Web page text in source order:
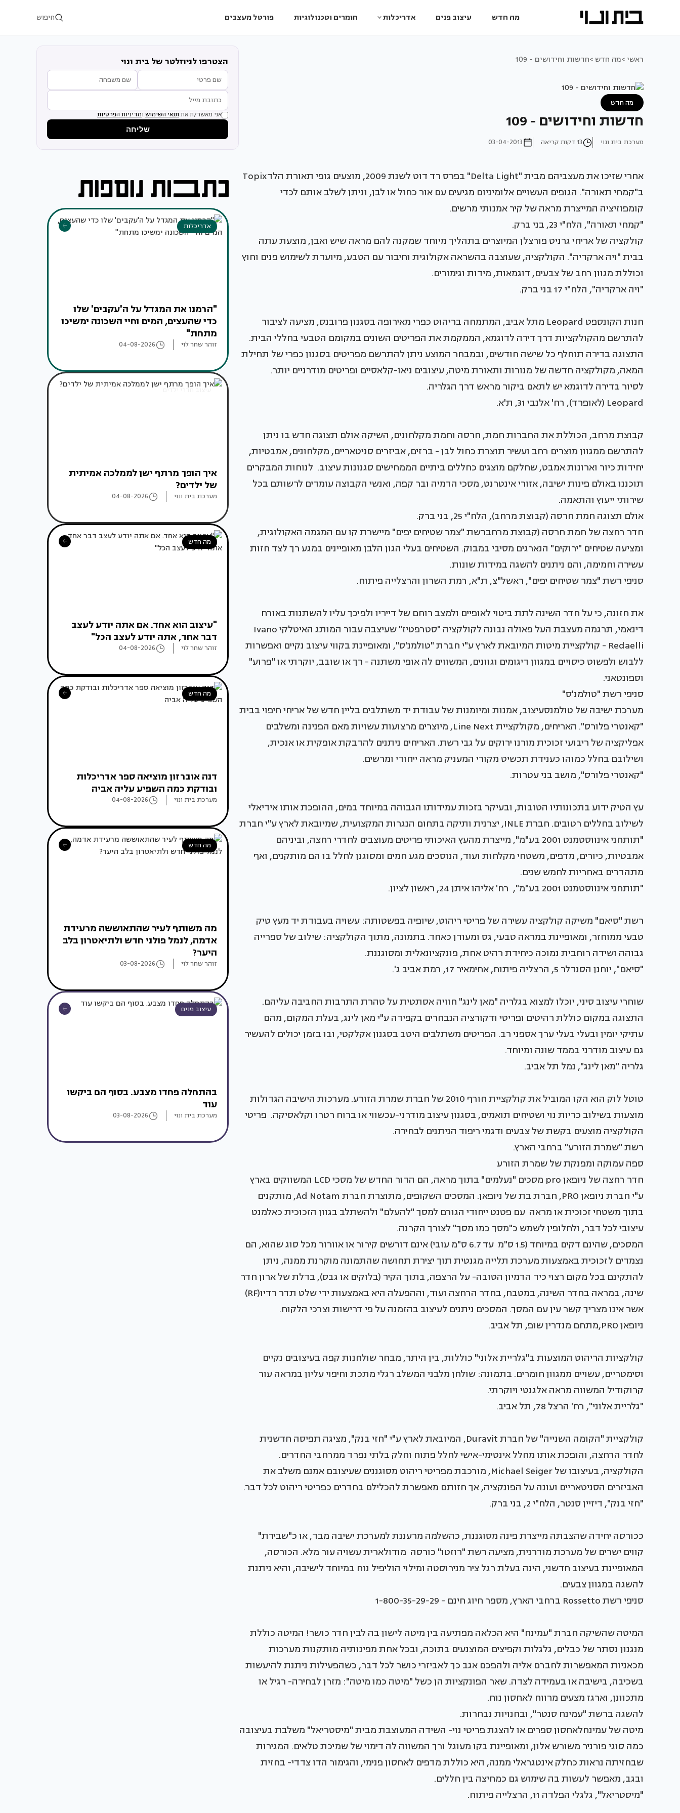
מה חדש עיצוב פנים אדריכלות חומרים וטכנולוגיות פורטל מעצבים חיפוש
ראשי >מה חדש >חדשות וחידושים - 109
מה חדש
חדשות וחידושים - 109
מערכת בית ונוי 13 דקות קריאה 03-04-2013
ב"קמחי תאורה". הגופים העשויים אלומיניום מגיעים עם אור כחול או לבן, וניתן לשלב אותם לכדי
קומפוזיציה המייצרת מראה של קיר אמנותי מרשים.
"קמחי תאורה", הלח"י 23, בני ברק.
קולקציה של אריחי גרניט פורצלן המיוצרים בתהליך מיוחד שמקנה להם מראה שיש ואבן, מוצעת עתה
בבית "ויה ארקדיה". הקולקציה, שעוצבה בהשראה אקולוגית וחיבור עם הטבע, מיועדת לשימוש פנים וחוץ
וכוללת מגוון רחב של צבעים, דוגמאות, מידות וגימורים.
"ויה ארקדיה", הלח"י 17 בני ברק.
חנות הקונספט Leopard מתל אביב, המתמחה בריהוט כפרי מאירופה בסגנון פרובנס, מציעה לציבור
להתרשם מהקולקציות דרך דירה לדוגמא, הממקמת את הפריטים השונים במקומם הטבעי בחללי הבית.
התצוגה בדירה תוחלף כל שישה חודשים, ובמבחר המוצע ניתן להתרשם מפריטים בסגנון כפרי של תחילת
המאה, מקולקציה חדשה של מנורות ותאורת מיטה, עיצובים ניאו-קלאסיים ופריטים מודרניים יותר.
לסיור בדירה לדוגמא יש לתאם ביקור מראש דרך הגלריה.
Leopard (לאופרד), רח' אלנבי 31, ת'א.
קבוצת מרחב, הכוללת את החברות חמת, חרסה וחמת מקלחונים, השיקה אולם תצוגה חדש בו ניתן
להתרשם ממגוון מוצרים רחב ועשיר תוצרת כחול לבן - ברזים, אביזרים סניטאריים, מקלחונים, אמבטיות,
יחידות כיור וארונות אמבט, שחלקם מוצגים כחללים ביתיים הממחישים סגנונות עיצוב. לנוחות המבקרים
תוכננו באולם פינות ישיבה, אזורי אינטרנט, מסכי הדמיה ובר קפה, ואנשי הקבוצה עומדים לרשותם בכל
שירותי ייעוץ והתאמה.
אולם תצוגה חמת חרסה (קבוצת מרחב), הלח"י 25, בני ברק.
חדר רחצה של חמת חרסה (קבוצת מרחברשת "צמר שטיחים יפים" מיישרת קו עם המגמה האקולוגית,
ומציעה שטיחים "ירוקים" הנארגים מסיבי במבוק. השטיחים בעלי הגון הלבן מאופיינים במגע רך לצד חזות
עשירה וחמימה, והם ניתנים להשגה במידות שונות.
סניפי רשת "צמר שטיחים יפים", ראשל"צ, ת"א, רמת השרון והרצלייה פיתוח.
את חזונה, כי על חדר השינה לתת ביטוי לאופיים ולמצב רוחם של דייריו ולפיכך עליו להשתנות באורח
דינאמי, תרגמה מעצבת העל פאולה נבונה לקולקציה "סטרפטיז" שעיצבה עבור המותג האיטלקי Ivano
Redaelli - קולקציית מיטות המיובאת לארץ ע"י חברת "טולמנ'ס", ומאופיינת בקווי עיצוב נקיים ואפשרות
ללבוש ולפשוט כיסויים במגוון דיגומים וגוונים, המשווים לה אופי משתנה - רך או שובב, יוקרתי או "פרוע"
וספונטאני.
סניפי רשת "טולמנ'ס"
מערכת ישיבה של טולמנסעיצוב, אמנות ומיומנות של עבודת יד משתלבים בליין חדש של אריחי חיפוי בבית
"קאנטרי פלורס". האריחים, מקולקציית Line Next, מיוצרים מרצועות עשויות מאם הפנינה ומשלבים
אפליקציה של ריבועי זכוכית מורנו ירוקים על גבי רשת. האריחים ניתנים להדבקת אופקית או אנכית,
ושילובם בחלל כמוהו כענידת תכשיט מקורי המעניק מראה ייחודי ומרשים.
"קאנטרי פלורס", מושב בני עטרות.
עץ הטיק ידוע בתכונותיו הטובות, ובעיקר בזכות עמידותו הגבוהה במיוחד במים, ההופכת אותו אידיאלי
לשילוב בחללים רטובים. חברת INLE, יצרנית ותיקה בתחום הנגרות המקצועית, שמיובאת לארץ ע"י חברת
"תותחני אינווסטמנט 2001 בע"מ", מייצרת מהעץ האיכותי פריטים מעוצבים לחדרי רחצה, וביניהם
אמבטיות, כיורים, מדפים, משטחי מקלחות ועוד, הנוסכים מגע חמים ומסוגנן לחלל בו הם מותקנים, ואף
מתהדרים באחריות לחמש שנים.
"תותחני אינווסטמנט 2001 בע"מ", רח' אליהו איתן 24, ראשון לציון.
רשת "סיאם" משיקה קולקציה עשירה של פריטי ריהוט, שיופיה בפשטותה: עשויה בעבודת יד מעץ טיק
טבעי ממוחזר, ומאופיינת במראה טבעי, גס ומעודן כאחד. בתמונה, מתוך הקולקציה: שילוב של ספרייה
גבוהה ושידה רוחבית נמוכה כיחידת רהיט אחת, פונקציונאלית ומסוגננת.
"סיאם", יוחנן הסנדלר 5, הרצליה פיתוח, אחימאיר 17, רמת אביב ג'.
שוחרי עיצוב סיני, יוכלו למצוא בגלריה "מאן לינג" חוויה אסתטית על טהרת התרבות החביבה עליהם.
התצוגה במקום כוללת רהיטים ופריטי ודקורציה הנבחרים בקפידה ע"י מאן לינג, בעלת המקום, מהם
עתיקי יומין ובעלי בעלי ערך אספני רב. הפריטים משתלבים היטב בסגנון אקלקטי, ובו בזמן יכולים להעשיר
גם עיצוב מודרני בממד שונה ומיוחד.
גלריה "מאן לינג", נמל תל אביב.
טוטל לוק הוא הקו המוביל את קולקציית חורף 2010 של חברת שמרת הזורע. מערכות הישיבה הגדולות
מוצעות בשילוב כריות נוי ושטיחים תואמים, בסגנון עיצוב מודרני-עכשווי או ברוח רטרו וקלאסיקה. פריטי
הקולקציה מוצעים בקשת של צבעים ודגמי ריפוד הניתנים לבחירה.
רשת "שמרת הזורע" ברחבי הארץ.
ספה עמוקה ומפנקת של שמרת הזורע
חדר רחצה של ניופאן pro מסכים "נעלמים" בתוך מראה, הם הדור החדש של מסכי LCD המשווקים בארץ
ע"י חברת ניופאן PRO, חברת בת של ניופאן. המסכים השקופים, מתוצרת חברת Ad Notam, מותקנים
בתוך משטחי זכוכית או מראה עם פטנט ייחודי הגורם למסך "להעלם" ולהשתלב בגוון הזכוכית כאלמנט
עיצובי לכל דבר, ולחלופין לשמש כ"מסך כמו מסך" לצורך הקרנה.
המסכים, שהינם דקים במיוחד (1.5 ס"מ עד 6.7 ס"מ עובי) אינם דורשים קירור או אוורור מכל סוג שהוא, הם
נצמדים לזכוכית באמצעות מערכת תלייה מגנטית תוך יצירת תחושה שהתמונה מוקרנת ממנה, ניתן
להתקינם בכל מקום רצוי כיד הדמיון הטובה- על הרצפה, בתוך הקיר (בלוקים או גבס), בדלת של ארון חדר
שינה, במראה בחדר השינה, במטבח, בחדר הרחצה ועוד, וההפעלה היא באמצעות ידי שלט תדר רדיו(RF)
אשר אינו מצריך קשר עין עם המסך. המסכים ניתנים לעיצוב בהזמנה על פי דרישות וצרכי הלקוח.
ניופאן PRO,מתחם מנדרין שופ, תל אביב.
קולקציות הריהוט המוצעות ב"גלריית אלוני" כוללות, בין היתר, מבחר שולחנות קפה בעיצובים נקיים
וסימטריים, עשויים ממגוון חומרים. בתמונה: שולחן מלבני המשלב רגלי מתכת וחיפוי עליון במראה עור
קרוקודיל המשווה מראה אלגנטי ויוקרתי.
"גלריית אלוני", רח' הרצל 78, תל אביב.
קולקציית "הקומה השנייה" של חברת Duravit, המיובאת לארץ ע"י "חזי בנק", מציגה תפיסה חדשנית
לחדר הרחצה, והופכת אותו מחלל אינטימי-אישי לחלל פתוח וחלק בלתי נפרד ממרחבי החדרים.
הקולקציה, בעיצובו של Michael Seiger, מורכבת מפריטי ריהוט מסוגננים שעיצובם אמנם משלב את
האביזרים הסניטאריים ועונה על הפונקציה, אך חזותם מאפשרת להכלילם בחדרים כפריטי ריהוט לכל דבר.
"חזי בנק", דיזיין סנטר, הלח"י 2, בני ברק.
ככורסה יחידה שהצבתה מייצרת פינה מסוגננת, כהשלמה מרעננת למערכת ישיבה מבד, או כ"שבירת"
קווים ישרים של מערכת מודרנית, מציעה רשת "רוזטו" כורסה מודולארית עשויה עור מלא. הכורסה,
המאופיינת בעיצוב חדשני, הינה בעלת רגל ציר מנירוסטה ומילוי הוליפיל נוח במיוחד לישיבה, והיא ניתנת
להשגה במגוון צבעים.
סניפי רשת Rossetto ברחבי הארץ, מספר חיוג חינם - 1-800-35-29-29
המיטה שהשיקה חברת "עמינח" היא הכלאה מפתיעה בין מיטה לישון בה לבין חדר כושר! המיטה כוללת
מנגנון נסתר של כבלים, גלגלות וקפיצים המוצנעים בתוכה, ובכל אחת מפינותיה מותקנות מערכות
מכאניות המאפשרות לחברם אליה ולהפכם אגב כך לאביזרי כושר לכל דבר, כשהפעילות ניתנת להיעשות
בשכיבה, בישיבה או בעמידה לצדה. שאר הפונקציות הן כשל "מיטה כמו מיטה": מזרן לבחירה- רגיל או
מתכוונן, וארגז מצעים מרווח לאחסון נוח.
להשגה ברשת "עמינח סנטר", ובחנויות נבחרות.
מיטה של עמינחלאחסון ספרים או להצגת פריטי נוי- השידה המעוצבת מבית "מיסטריאל" משלבת בעיצובה
כמה סוגי פורניר משורש אלון, ומאופיינת בקו מעוגל ורך המשווה לה דימוי של שמיכת טלאים. המגירות
שבחזיתה נראות כחלק אינטגראלי ממנה, היא כוללת מדפים לאחסון פנימי, והגימור הדו צדדי- בחזית
ובגב, מאפשר לעשות בה שימוש גם כמחיצה בין חללים.
"מיסטריאל", גלגלי הפלדה 11, הרצלייה פיתוח.
הצטרפו לניוזלטר של בית ונוי
אני מאשר/ת את תנאי השימוש ומדיניות הפרטיות
שליחה
אדריכלות
"הרמנו את המגדל על ה'עקבים' שלו
כדי שהעצים, המים וחיי השכונה ימשיכו
מתחת"
זוהר שחר לוי 04-08-2026
עיצוב חדרי ילדים
איך הופך מרתף ישן לממלכה אמיתית
של ילדים?
מערכת בית ונוי 04-08-2026
מה חדש
"עיצוב הוא אחד. אם אתה יודע לעצב
דבר אחד, אתה יודע לעצב הכל"
זוהר שחר לוי 04-08-2026
מה חדש
דנה אוברזון מוציאה ספר אדריכלות
ובודקת כמה השפיע עליה אביה
מערכת בית ונוי 04-08-2026
מה חדש
מה משותף לעיר שהתאוששה מרעידת
אדמה, לנמל פולני חדש ולתיאטרון בלב
היער?
זוהר שחר לוי 03-08-2026
עיצוב פנים
בהתחלה פחדו מצבע. בסוף הם ביקשו
עוד
מערכת בית ונוי 03-08-2026